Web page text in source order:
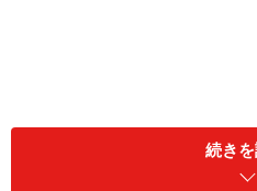
メカジキは焼くと「パサパ
イメージを持つ人もいるか
続き